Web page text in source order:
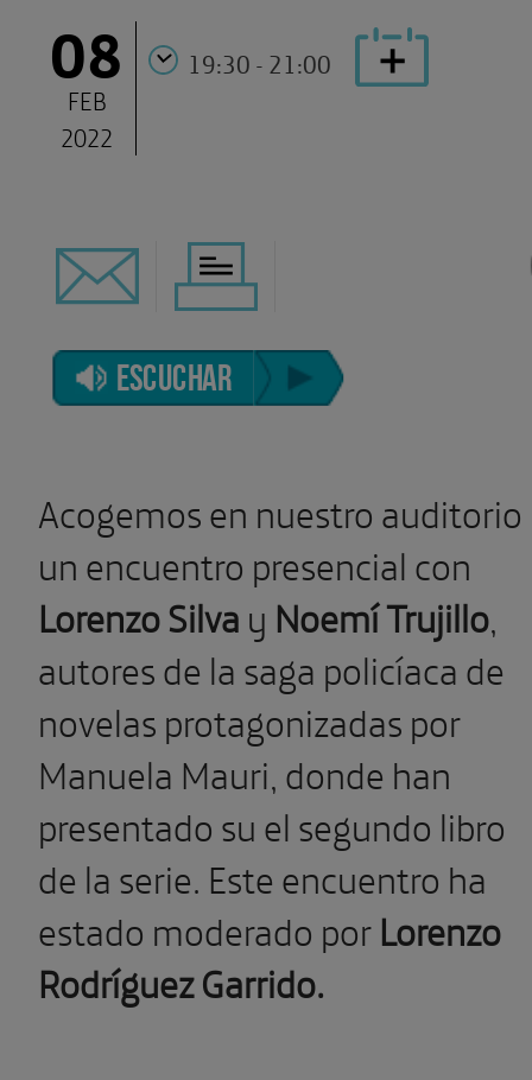
08
FEB
2022
19:30 - 21:00
ESCUCHAR
Acogemos en nuestro auditorio
un encuentro presencial con
Lorenzo Silvay Noemí Trujillo,
autores de la saga policíaca de
novelas protagonizadas por
Manuela Mauri, donde han
presentado su el segundo libro
de la serie. Este encuentro ha
estado moderado porLorenzo
Rodríguez Garrido.